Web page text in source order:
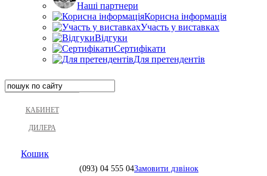
Наші партнери
Корисна інформація
Участь у виставках
Відгуки
Сертифікати
Для претендентів
КАБИНЕТ
ДИЛЕРА
Кошик
(093) 04 555 04Замовити дзвінок